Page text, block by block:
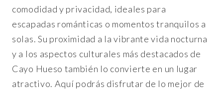
comodidad y privacidad, ideales para
escapadas románticas o momentos tranquilos a
solas. Su proximidad a la vibrante vida nocturna
y a los aspectos culturales más destacados de
Cayo Hueso también lo convierte en un lugar
atractivo. Aquí podrás disfrutar de lo mejor de